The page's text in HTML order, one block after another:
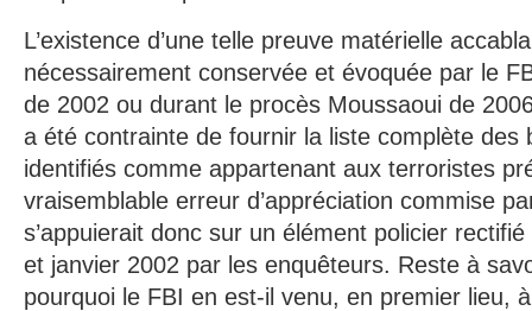
L’existence d’une telle preuve matérielle
nécessairement conservée et évoquée par le
de 2002 ou durant le procès Moussaoui de
a été contrainte de fournir la liste complète des
identifiés comme appartenant aux terroristes
vraisemblable erreur d’appréciation commise
s’appuierait donc sur un élément policier
et janvier 2002 par les enquêteurs. Reste à
pourquoi le FBI en est-il venu, en premier lieu,